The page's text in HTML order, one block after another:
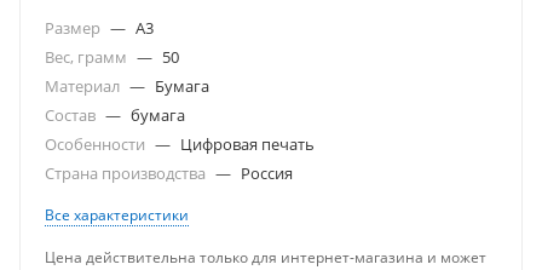
Размер — A3
Вес, грамм — 50
Материал — Бумага
Состав — бумага
Особенности — Цифровая печать
Страна производства — Россия
Все характеристики
Цена действительна только для интернет-магазина и может